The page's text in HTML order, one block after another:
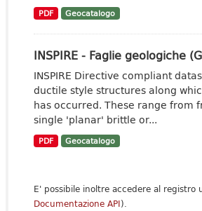
PDF Geocatalogo
INSPIRE - Faglie geologiche
INSPIRE Directive compliant
ductile style structures along
has occurred. These range from
single 'planar' brittle or...
PDF Geocatalogo
E' possibile inoltre accedere al registro
Documentazione API).